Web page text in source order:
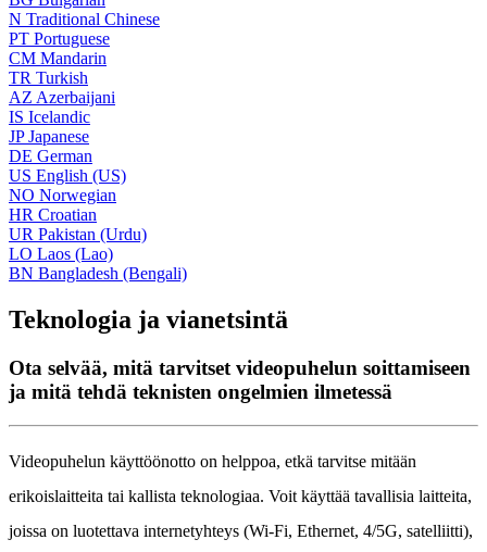
N Traditional Chinese
PT Portuguese
CM Mandarin
TR Turkish
AZ Azerbaijani
IS Icelandic
JPJapanese
DE German
US English (US)
NO Norwegian
HR Croatian
UR Pakistan (Urdu)
LO Laos (Lao)
BN Bangladesh (Bengali)
Teknologia ja vianetsintä
Ota selvää, mitä tarvitset videopuhelun soittamiseen
ja mitä tehdä teknisten ongelmien ilmetessä
Videopuhelun käyttöönotto on helppoa, etkä tarvitse mitään
erikoislaitteita tai kallista teknologiaa. Voit käyttää tavallisia laitteita,
joissa on luotettava internetyhteys (Wi-Fi, Ethernet, 4/5G, satelliitti),